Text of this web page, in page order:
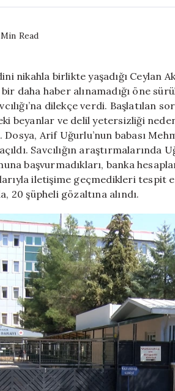
Read
nikahla birlikte yaşadığı Ceylan
daha haber alınamadığı öne
dilekçe verdi. Başlatılan
beyanlar ve delil yetersizliği
Dosya, Arif Uğurlu’nun babası
Savcılığın araştırmalarında
başvurmadıkları, banka
iletişime geçmedikleri tespit
20 şüpheli gözaltına alındı.